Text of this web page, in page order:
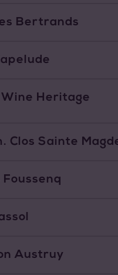
Bertrands
Wine Heritage
Clos Sainte
Austruy